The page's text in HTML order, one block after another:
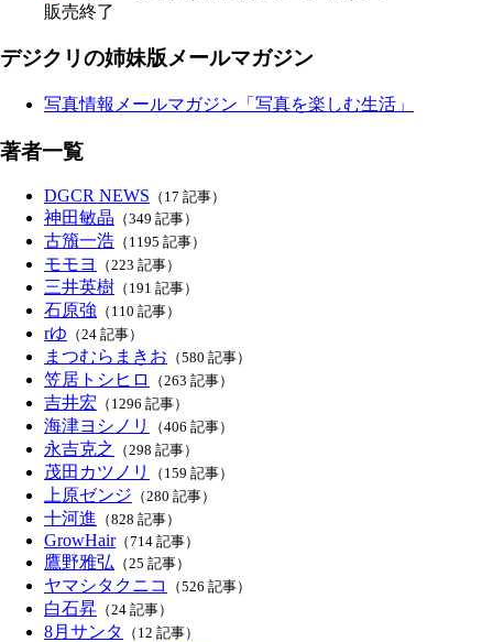
販売終了
デジクリの姉妹版メールマガジン
写真情報メールマガジン「写真を楽しむ生活」
著者一覧
DGCR NEWS （17 記事）
神田敏晶 （349 記事）
古籏一浩 （1195 記事）
モモヨ （223 記事）
三井英樹 （191 記事）
石原強 （110 記事）
rゆ （24 記事）
まつむらまきお （580 記事）
笠居トシヒロ （263 記事）
吉井宏 （1296 記事）
海津ヨシノリ （406 記事）
永吉克之 （298 記事）
茂田カツノリ （159 記事）
上原ゼンジ （280 記事）
十河進 （828 記事）
GrowHair（714 記事）
鷹野雅弘 （25 記事）
ヤマシタクニコ （526 記事）
白石昇 （24 記事）
8月サンタ （12 記事）